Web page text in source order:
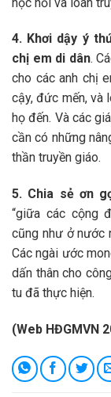
4. Khơi dậy ý
chị em di dân.
cho các anh chị
cậy, đức mến, và
họ đến. Và các
cần có những
thần truyền giáo.
5. Chia sẻ ơn
“giữa các cộng
cũng như ở nước
Các ngài ước
dấn thân cho
tu đã thực hiện.
(Web HĐGMVN